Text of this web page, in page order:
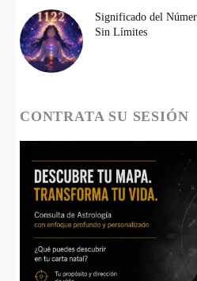
Significado del
Sin Límites
CONTRATA SU SESIÓN